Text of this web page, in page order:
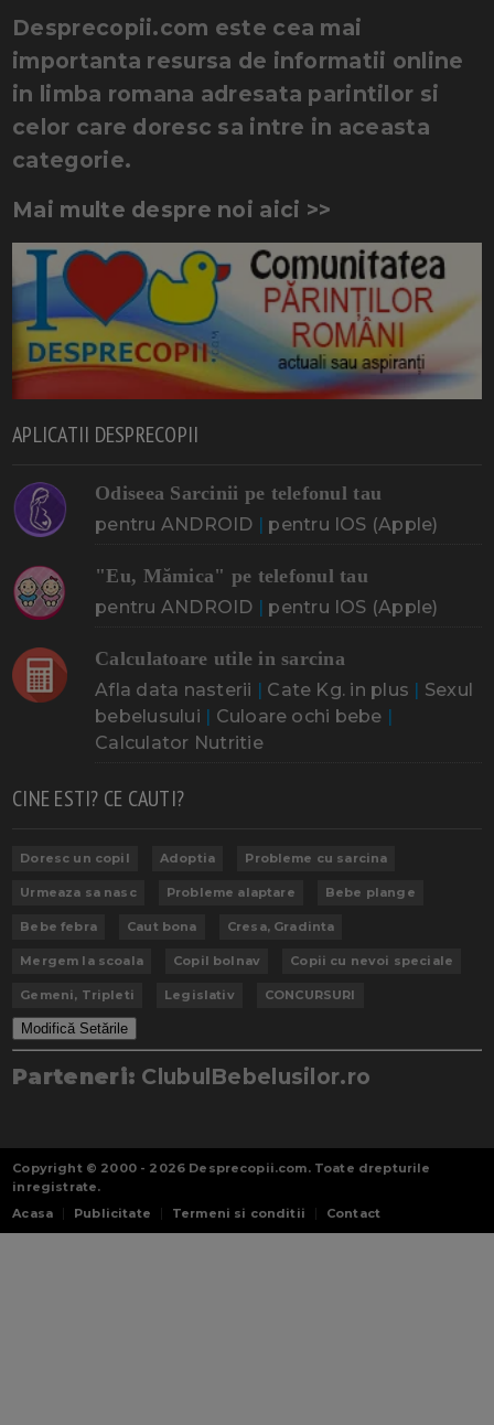
Desprecopii.com este cea mai
importanta resursa de informatii online
in limba romana adresata parintilor si
celor care doresc sa intre in aceasta
categorie.
Mai multe despre noi aici >>
APLICATII DESPRECOPII
Odiseea Sarcinii pe telefonul tau
pentru ANDROID | pentru IOS (Apple)
"Eu, Mămica" pe telefonul tau
pentru ANDROID | pentru IOS (Apple)
Calculatoare utile in sarcina
Afla data nasterii | Cate Kg. in plus | Sexul
bebelusului | Culoare ochi bebe |
Calculator Nutritie
CINE ESTI? CE CAUTI?
Doresc un copil Adoptia Probleme cu sarcina
Urmeaza sa nasc Probleme alaptare Bebe plange
Bebe febra Caut bona Cresa, Gradinta
Mergem la scoala Copil bolnav Copii cu nevoi speciale
Gemeni, Tripleti Legislativ CONCURSURI
Modifică Setările
Parteneri: ClubulBebelusilor.ro
Copyright © 2000 - 2026 Desprecopii.com. Toate drepturile
inregistrate.
Acasa
Publicitate Termeni si conditii Contact